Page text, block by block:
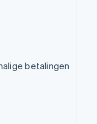
betalingen